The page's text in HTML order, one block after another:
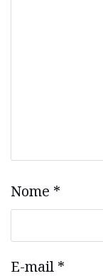
Nome *
E-mail *